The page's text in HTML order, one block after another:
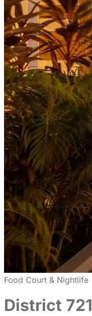
Food Court & Nightlife
District 721